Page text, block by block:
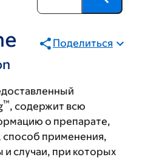
Поделиться
™, содержит всю
о препарате,
способ применения,
случаи, при которых